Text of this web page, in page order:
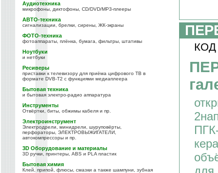
Аудиотехника
микрофоны, диктофоны, CD/DVD/MP3-плееры
АВТО-техника
сигнализации, брелки, сирены, ЖК-экраны
ФОТО-техника
фотоаппараты, плёнка, бумага, фильтры, штативы
Ноутбуки
и нетбуки
Ресиверы
приставки к телевизору для приёма цифрового ТВ в
формате DVB-T2 с функциями медиаплеера
Бытовая техника
и бытовая электро-радио аппаратура
Инструменты
Отвёртки, биты, обжимы кабеля и пр.
Электроинструмент
Электродрели, минидрели, шуруповёрты,
перфораторы, ЭЛЕКТРОВЫЖИГАТЕЛИ,
автокомпрессоры и пр.
3D Оборудование и материалы
3D ручки, принтеры, ABS и PLA пластик
Бытовая химия
Клей, припой, флюсы, смазки а также шампуни, зубная
КОД